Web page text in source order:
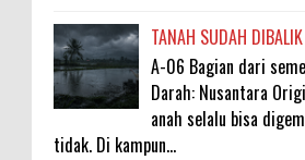
TANAH SUDAH DIBALIK
A-06 Bagian dari
Darah: Nusantara
anah selalu bisa
tidak. Di kampun...